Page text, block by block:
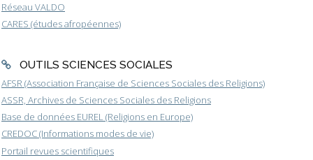
Réseau VALDO
CARES (études afropéennes)
OUTILS SCIENCES SOCIALES
AFSR (Association Française de Sciences Sociales des Religions)
ASSR, Archives de Sciences Sociales des Religions
Base de données EUREL (Religions en Europe)
CREDOC (Informations modes de vie)
Portail revues scientifiques